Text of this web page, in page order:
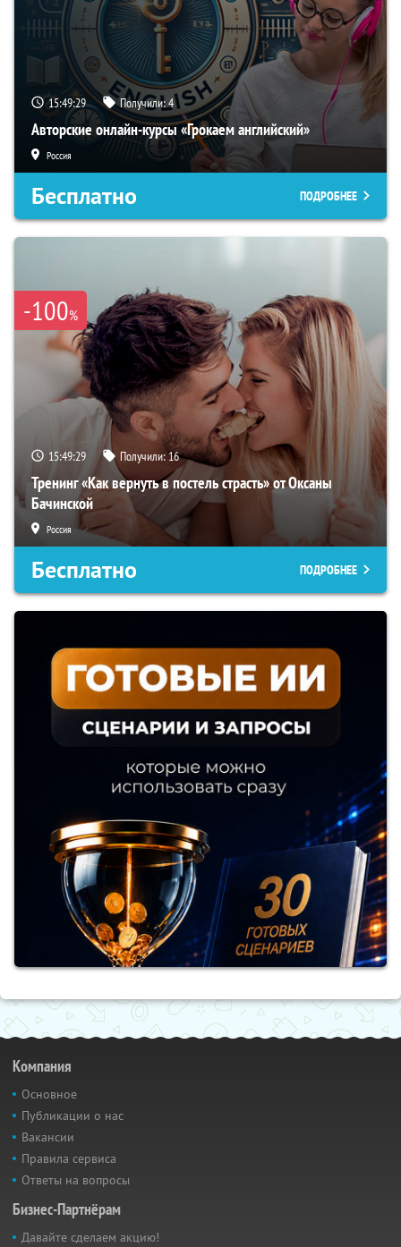
15:49:28 Получили:4
Авторские онлайн-курсы «Грокаем английский»
Россия
Бесплатно ПОДРОБНЕЕ
-100%
15:49:28 Получили:16
Тренинг «Как вернуть в постель страсть» от Оксаны
Бачинской
Россия
Бесплатно ПОДРОБНЕЕ
Компания
Основное
Публикации о нас
Вакансии
Правила сервиса
Ответы на вопросы
Бизнес-Партнёрам
Давайте сделаем акцию!